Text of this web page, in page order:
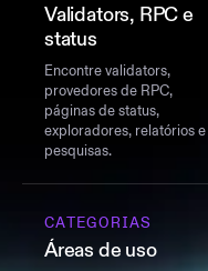
Validators, RPC e
status
Encontre validators,
provedores de RPC,
páginas de status,
exploradores, relatórios e
pesquisas.
CATEGORIAS
Áreas de uso